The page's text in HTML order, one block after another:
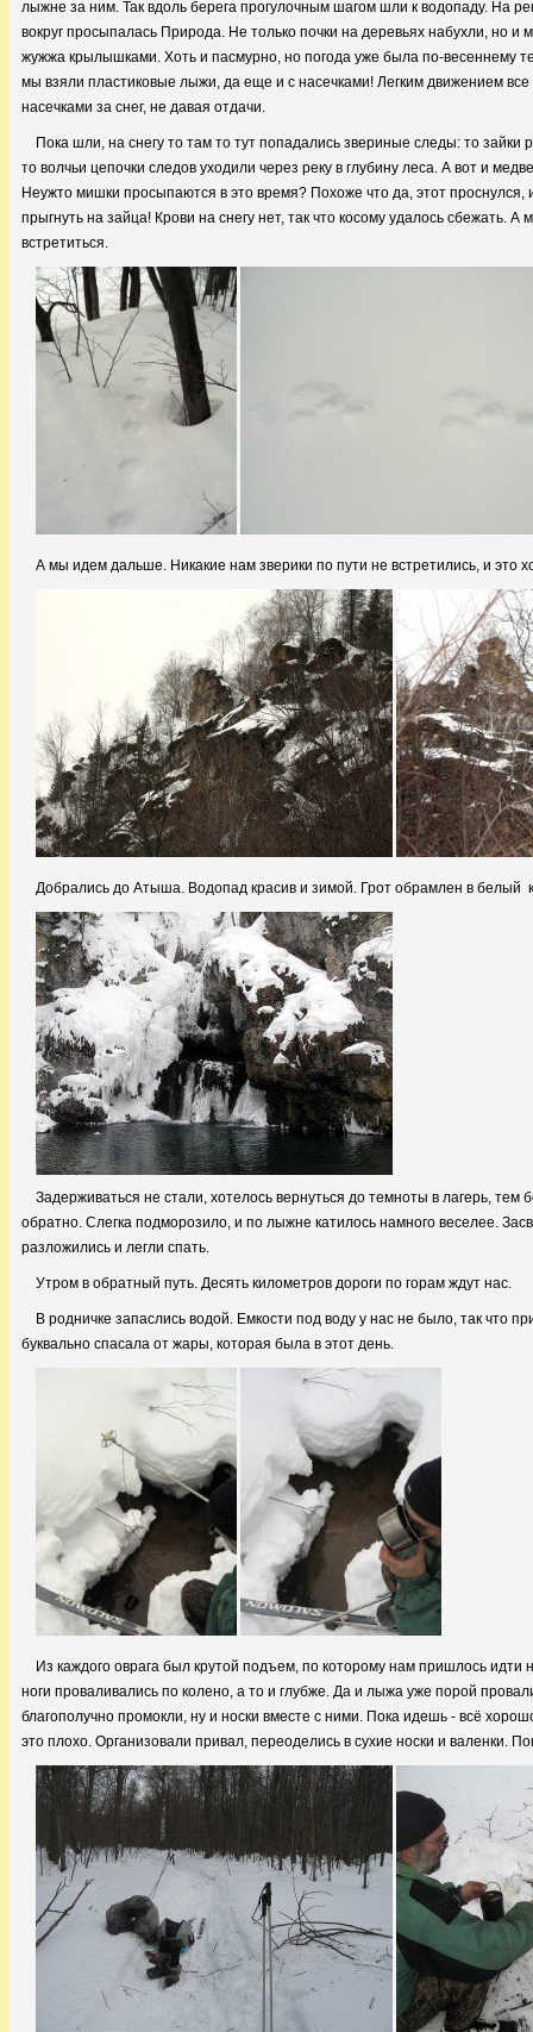
лыжне за ним. Так вдоль берега прогулочным шагом шли к водопаду. На
вокруг просыпалась Природа. Не только почки на деревьях набухли, но
жужжа крылышками. Хоть и пасмурно, но погода уже была по-весеннему
мы взяли пластиковые лыжи, да еще и с насечками! Легким движением
насечками за снег, не давая отдачи.
Пока шли, на снегу то там то тут попадались звериные следы: то зайки
то волчьи цепочки следов уходили через реку в глубину леса. А вот и
Неужто мишки просыпаются в это время? Похоже что да, этот проснулся,
прыгнуть на зайца! Крови на снегу нет, так что косому удалось сбежать.
встретиться.
А мы идем дальше. Никакие нам зверики по пути не встретились, и это
Добрались до Атыша. Водопад красив и зимой. Грот обрамлен в белый
Задерживаться не стали, хотелось вернуться до темноты в лагерь,
обратно. Слегка подморозило, и по лыжне катилось намного веселее.
разложились и легли спать.
Утром в обратный путь. Десять километров дороги по горам ждут нас.
В родничке запаслись водой. Емкости под воду у нас не было, так что
буквально спасала от жары, которая была в этот день.
Из каждого оврага был крутой подъем, по которому нам пришлось
ноги проваливались по колено, а то и глубже. Да и лыжа уже порой
благополучно промокли, ну и носки вместе с ними. Пока идешь - всё
это плохо. Организовали привал, переоделись в сухие носки и валенки.